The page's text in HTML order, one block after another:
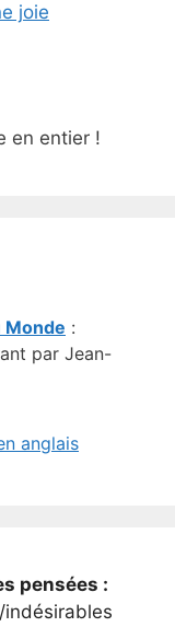
joie
en entier !
Monde :
par Jean-
anglais
pensées :
indésirables